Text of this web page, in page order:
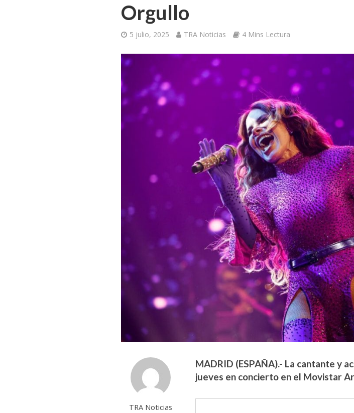
Orgullo
5 julio, 2025 TRA Noticias 4 Mins Lectura
TRA Noticias
MADRID (ESPAÑA).- La cantante y
jueves en concierto en el Movistar